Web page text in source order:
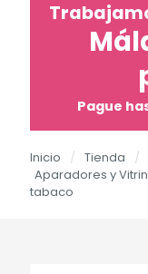
Pague
Inicio / Tienda /
Aparadores y
tabaco